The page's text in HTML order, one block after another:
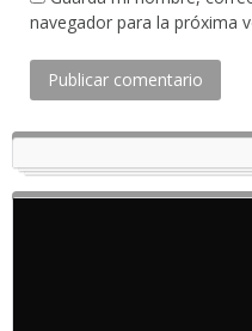
navegador para la próxima